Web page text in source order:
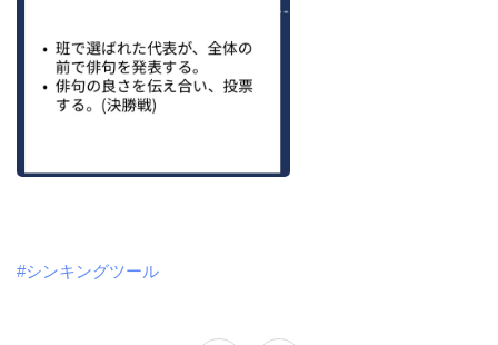
#シンキングツール